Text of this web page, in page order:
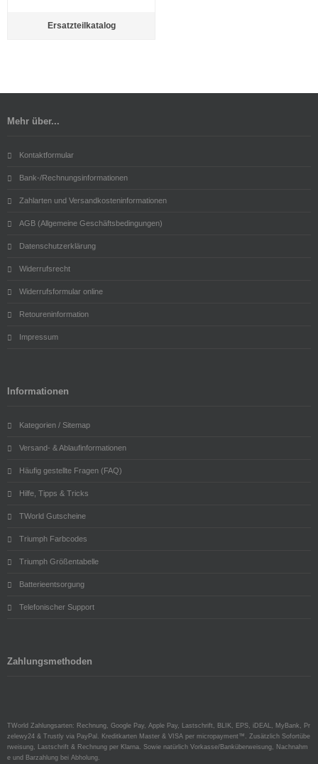
Ersatzteilkatalog
Mehr über...
Kontaktformular
Bank-/Rechnungsinformationen
Zahlarten und Versandkosteninformationen
AGB (Allgemeine Geschäftsbedingungen)
Datenschutzerklärung
Widerrufsrecht
Widerrufsformular online
Retoureninformation
Impressum
Informationen
Kategorien / Sitemap
Versand- & Ablaufinformationen
Häufig gestellte Fragen (FAQ)
Hilfe, Tipps & Tricks
TWorld Gutscheine
Triumph Farbcodes
Triumph Größentabelle
Batterieentsorgung
Telefonischer Support
Zahlungsmethoden
TWorld Zahlungsarten: Rechnung, Google Pay, Apple Pay, Lastschrift, BLIK, EPS, iDEAL, MyBank, Pr
zelewy24 & Trustly via PayPal. Kreditkarten Master & VISA per micropayment™. Zusätzlich Sofortübe
rweisung, Lastschrift & Rechnung per Klarna. Sowie natürlich Vorkasse/Banküberweisung, Nachnahm
e und Barzahlung bei Abholung.